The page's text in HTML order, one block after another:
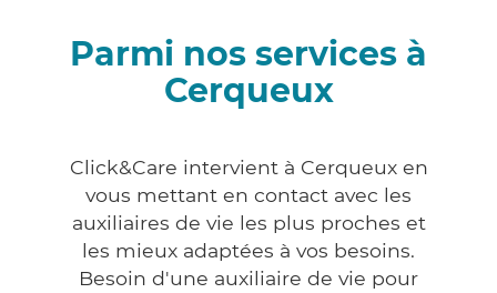
Parmi nos services à
Cerqueux
Click&Care intervient à Cerqueux en
vous mettant en contact avec les
auxiliaires de vie les plus proches et
les mieux adaptées à vos besoins.
Besoin d'une auxiliaire de vie pour